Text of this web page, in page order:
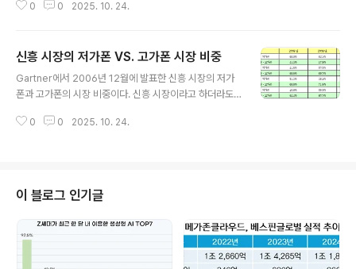
2007/05/17 18:59에 작성한 글의 백업본입니다.
0 0 2025. 10. 24.
신흥 시장의 저가폰 VS. 고가폰 시장 비중
Gartner에서 2006년 12월에 발표한 신흥 시장의 저가
폰과 고가폰의 시장 비중이다. 신흥 시장이라고 하더라도
이는 휴대폰의 카메라 모듈, mp3, VOD 등의 멀티미디어
인해 저가폰보다는 중.고가폰의 비중이 더더욱 커질 것으
로 예상한다. 사용자는 기능도 많고 3.5G 등으로 인해 빠
른 네트워크가 가능한 폰을 가지게 되었다. 폰의 성능은 좋
아지지만 고객들이 이용하는 범주는 크게 늘어나지 않는
듯 하여 아쉽다. * 2007/05/16 11:20에 작성한 글의 백
0 0 2025. 10. 24.
이 블로그 인기글